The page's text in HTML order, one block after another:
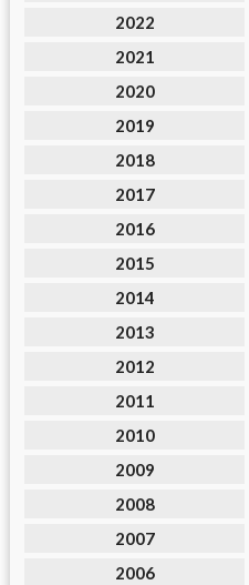
2022
2021
2020
2019
2018
2017
2016
2015
2014
2013
2012
2011
2010
2009
2008
2007
2006